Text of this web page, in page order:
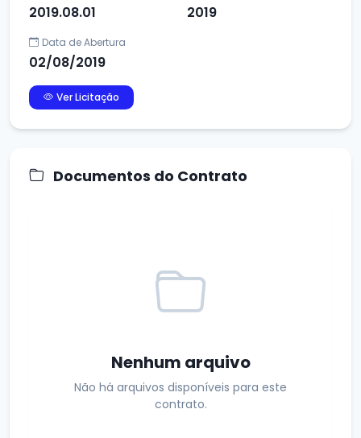
2019.08.01 2019
Data de Abertura
02/08/2019
Ver Licitação
Documentos do Contrato
Nenhum arquivo
Não há arquivos disponíveis para este
contrato.